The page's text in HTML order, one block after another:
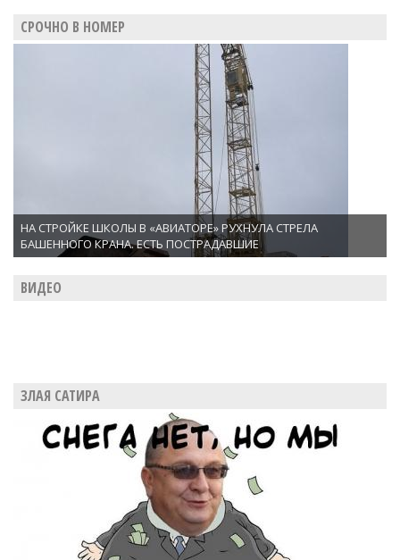
СРОЧНО В НОМЕР
НА СТРОЙКЕ ШКОЛЫ В «АВИАТОРЕ» РУХНУЛА СТРЕЛА
БАШЕННОГО КРАНА. ЕСТЬ ПОСТРАДАВШИЕ
ВИДЕО
ЗЛАЯ САТИРА